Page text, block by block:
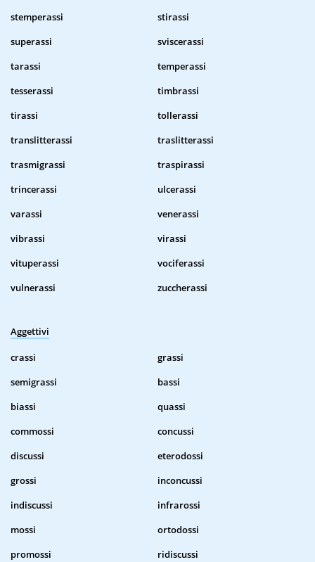
stemperassi
stirassi
superassi
sviscerassi
tarassi
temperassi
tesserassi
timbrassi
tirassi
tollerassi
translitterassi
traslitterassi
trasmigrassi
traspirassi
trincerassi
ulcerassi
varassi
venerassi
vibrassi
virassi
vituperassi
vociferassi
vulnerassi
zuccherassi
Aggettivi
crassi
grassi
semigrassi
bassi
biassi
quassi
commossi
concussi
discussi
eterodossi
grossi
inconcussi
indiscussi
infrarossi
mossi
ortodossi
promossi
ridiscussi